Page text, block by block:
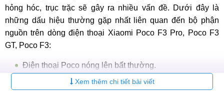
hỏng hóc, trục trặc sẽ gây ra nhiều vấn đề. Dưới đây là
những dấu hiệu thường gặp nhất liên quan đến bộ phận
nguồn trên dòng điện thoại Xiaomi Poco F3 Pro, Poco F3
GT, Poco F3:
Điện thoại Poco nóng lên bất thường.
Điện thoại tự nhiên tắt màn hình và sập nguồn khi đang
Xem thêm chi tiết bài viết